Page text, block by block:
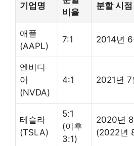
기업명
비율
분할 시점
애플
(AAPL)
7:1 2014년 6
엔비디
아
(NVDA)
4:1 2021년 7
테슬라
(TSLA)
5:1
(이후
3:1)
2020년
(2022년